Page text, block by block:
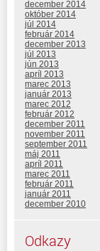
december 2014
október 2014
júl 2014
február 2014
december 2013
júl 2013
jún 2013
apríl 2013
marec 2013
január 2013
marec 2012
február 2012
december 2011
november 2011
september 2011
máj 2011
apríl 2011
marec 2011
február 2011
január 2011
december 2010
Odkazy